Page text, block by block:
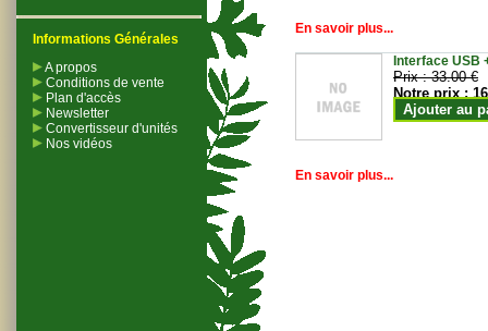
Informations Générales
A propos
Conditions de vente
Plan d'accès
Newsletter
Convertisseur d'unités
Nos vidéos
En savoir plus...
Interface USB
Prix :33.00 €
Notre prix :
Ajouter au
En savoir plus...